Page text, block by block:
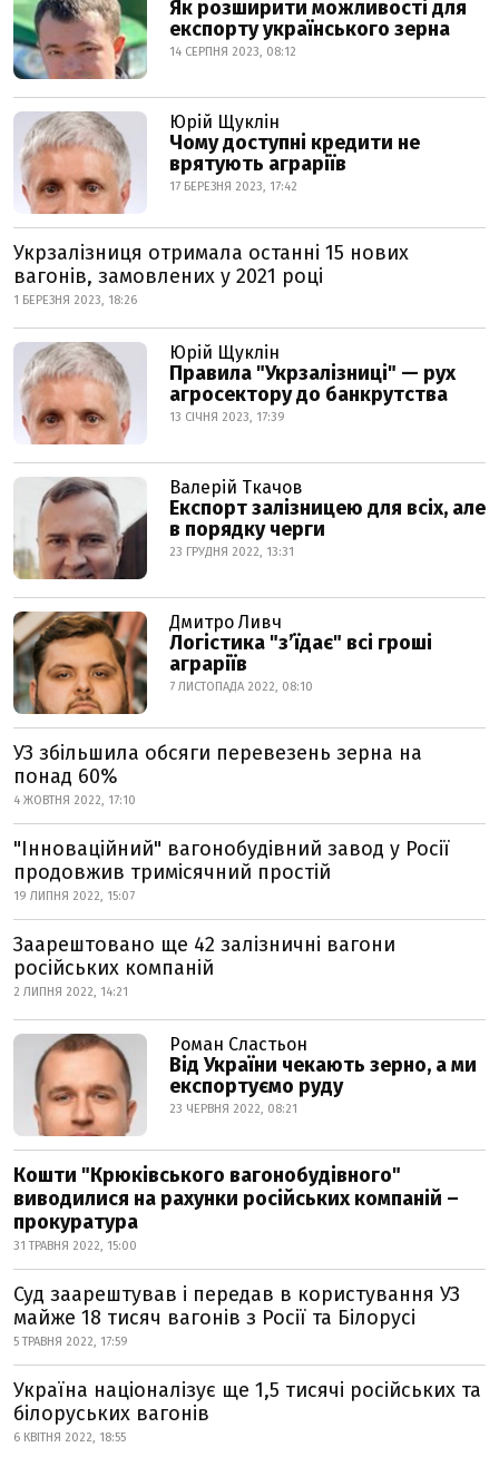
Як розширити можливості для
експорту українського зерна
14 СЕРПНЯ 2023, 08:12
Юрій Щуклін
Чому доступні кредити не
врятують аграріїв
17 БЕРЕЗНЯ 2023, 17:42
Укрзалізниця отримала останні 15 нових
вагонів, замовлених у 2021 році
1 БЕРЕЗНЯ 2023, 18:26
Юрій Щуклін
Правила "Укрзалізниці" — рух
агросектору до банкрутства
13 СІЧНЯ 2023, 17:39
Валерій Ткачов
Експорт залізницею для всіх, але
в порядку черги
23 ГРУДНЯ 2022, 13:31
Дмитро Ливч
Логістика "з’їдає" всі гроші
аграріїв
7 ЛИСТОПАДА 2022, 08:10
УЗ збільшила обсяги перевезень зерна на
понад 60%
4 ЖОВТНЯ 2022, 17:10
"Інноваційний" вагонобудівний завод у Росії
продовжив тримісячний простій
19 ЛИПНЯ 2022, 15:07
Заарештовано ще 42 залізничні вагони
російських компаній
2 ЛИПНЯ 2022, 14:21
Роман Сластьон
Від України чекають зерно, а ми
експортуємо руду
23 ЧЕРВНЯ 2022, 08:21
Кошти "Крюківського вагонобудівного"
виводилися на рахунки російських компаній –
прокуратура
31 ТРАВНЯ 2022, 15:00
Суд заарештував і передав в користування УЗ
майже 18 тисяч вагонів з Росії та Білорусі
5 ТРАВНЯ 2022, 17:59
Україна націоналізує ще 1,5 тисячі російських та
білоруських вагонів
6 КВІТНЯ 2022, 18:55